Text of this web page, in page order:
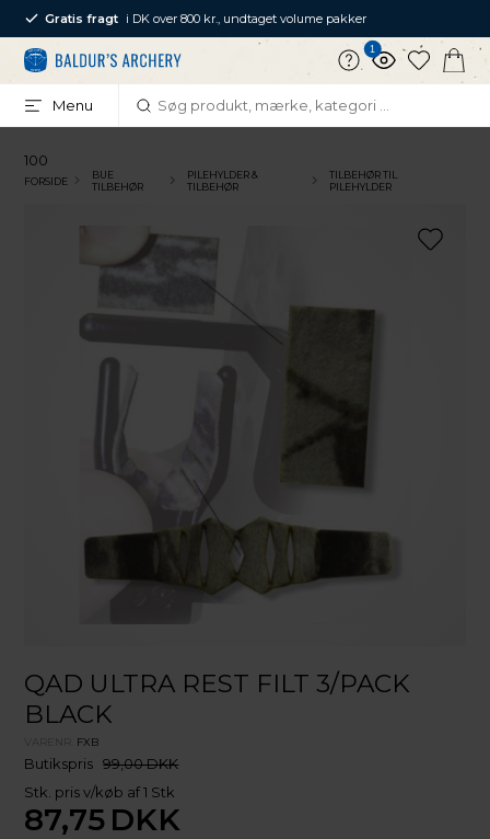
Gratis fragt i DK over 800 kr., undtaget volume pakker
1
Menu
100
FORSIDE
BUE
TILBEHØR
PILEHYLDER &
TILBEHØR
TILBEHØR TIL
PILEHYLDER
QAD ULTRA REST FILT 3/PACK
BLACK
FXB
Butikspris 99,00 DKK
Stk. pris v/køb af 1 Stk
87,75 DKK